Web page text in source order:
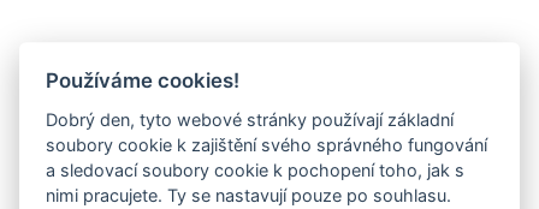
Používáme cookies!
Dobrý den, tyto webové stránky používají základní
soubory cookie k zajištění svého správného fungování
a sledovací soubory cookie k pochopení toho, jak s
nimi pracujete. Ty se nastavují pouze po souhlasu.